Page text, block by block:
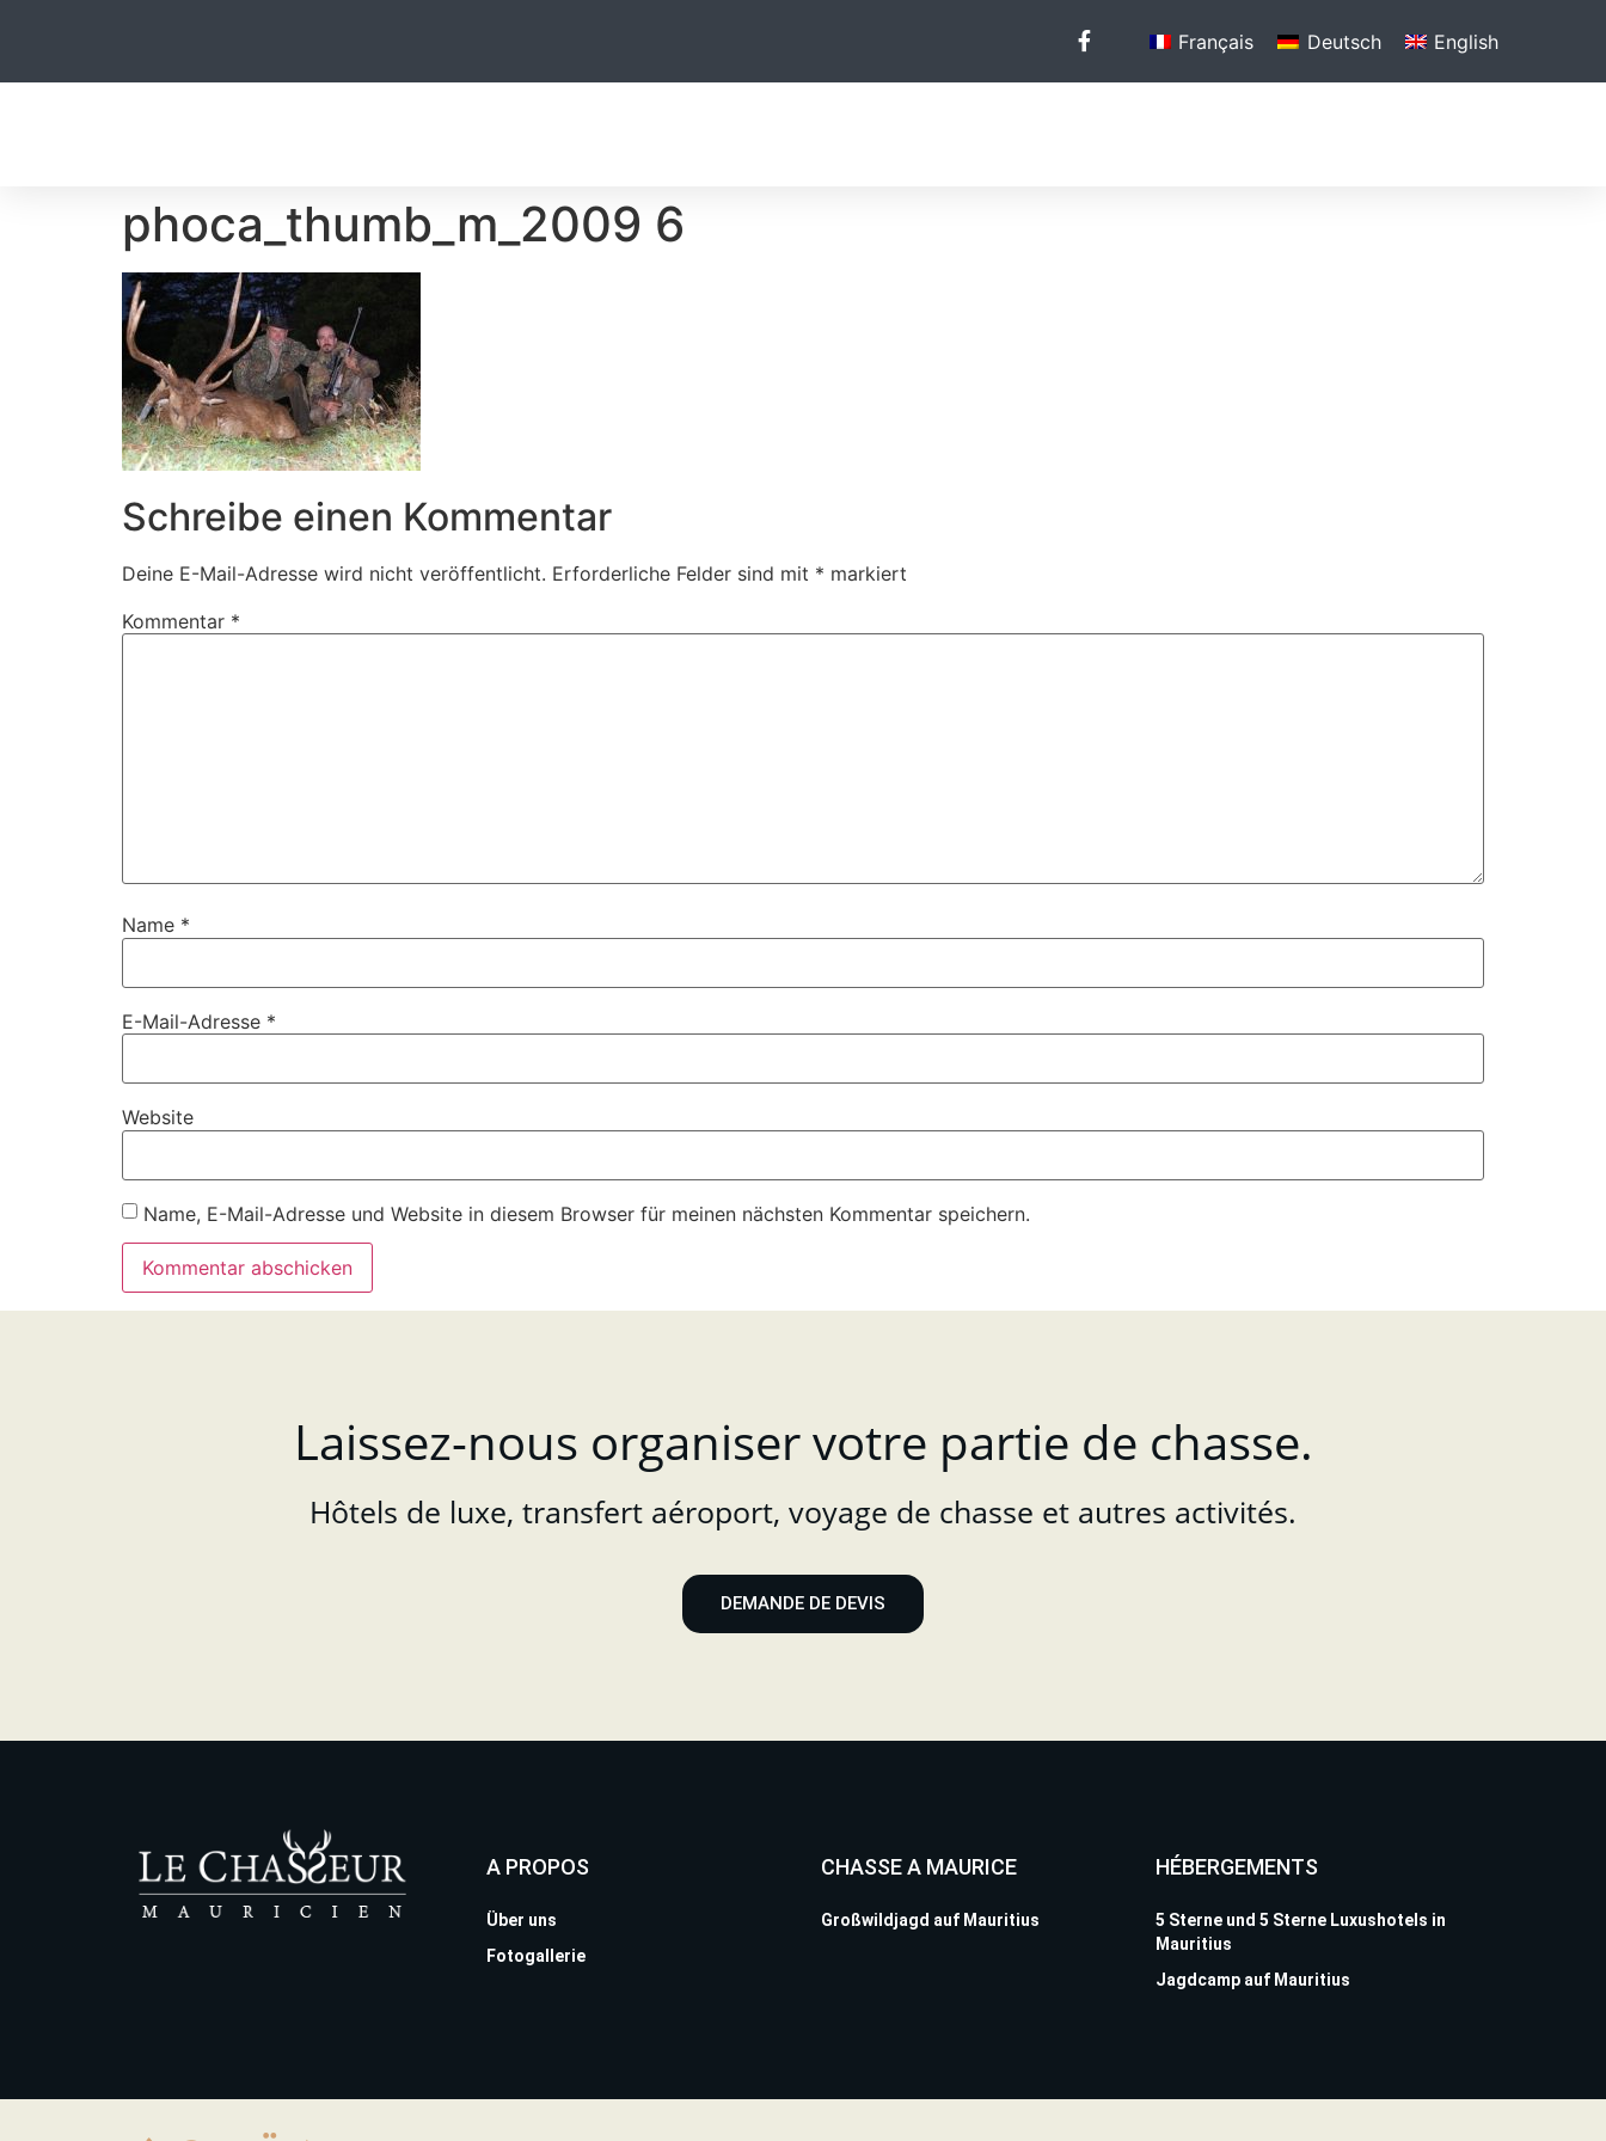
Français Deutsch English
phoca_thumb_m_2009 6
Schreibe einen Kommentar
Deine E-Mail-Adresse wird nicht veröffentlicht. Erforderliche Felder sind mit * markiert
Kommentar *
Name *
E-Mail-Adresse *
Website
Name, E-Mail-Adresse und Website in diesem Browser für meinen nächsten Kommentar speichern.
Laissez-nous organiser votre partie de chasse.
Hôtels de luxe, transfert aéroport, voyage de chasse et autres activités.
DEMANDE DE DEVIS
A PROPOS
Über uns
Fotogallerie
CHASSE A MAURICE
Großwildjagd auf Mauritius
HÉBERGEMENTS
5 Sterne und 5 Sterne Luxushotels in
Mauritius
Jagdcamp auf Mauritius